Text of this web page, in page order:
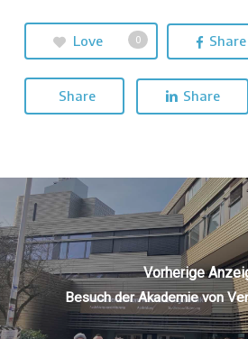
Love 0 Share
Share Share
Vorherige
Besuch der Akademie von